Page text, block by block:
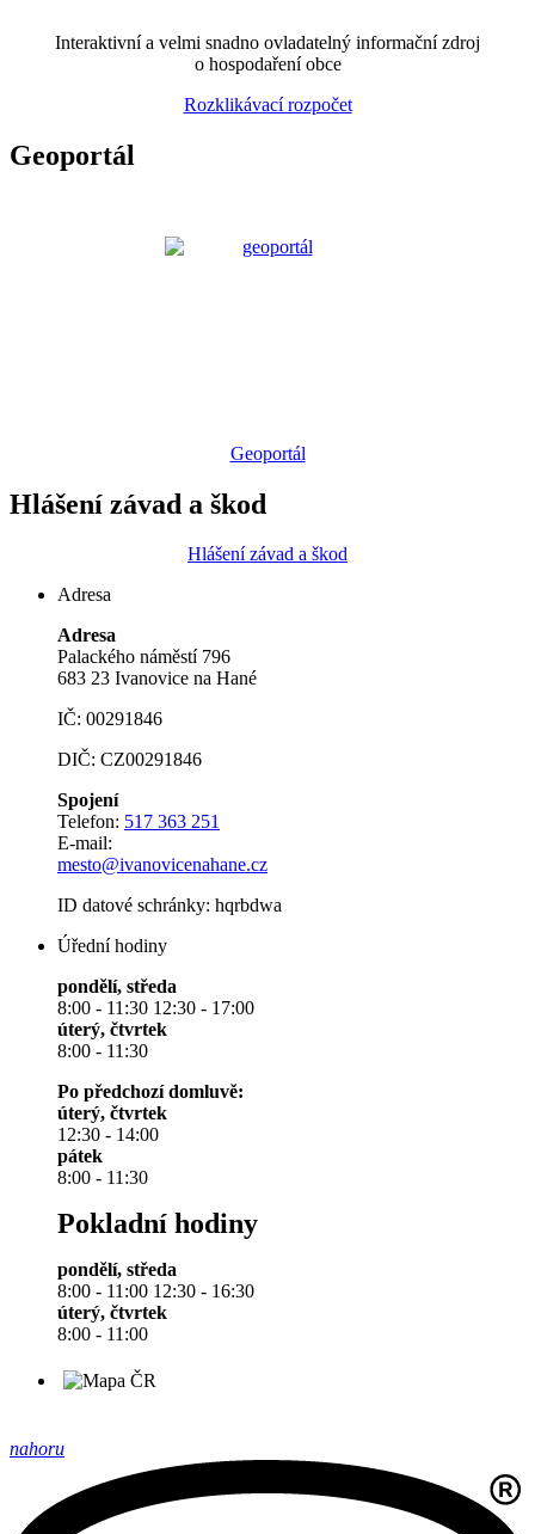
Interaktivní a velmi snadno ovladatelný informační zdroj
o hospodaření obce
Rozklikávací rozpočet
Geoportál
Geoportál
Hlášení závad a škod
Hlášení závad a škod
Adresa
Adresa
Palackého náměstí 796
683 23 Ivanovice na Hané
IČ: 00291846
DIČ: CZ00291846
Spojení
Telefon: 517 363 251
E-mail:
mesto@ivanovicenahane.cz
ID datové schránky: hqrbdwa
Úřední hodiny
pondělí, středa
8:00 - 11:30 12:30 - 17:00
úterý, čtvrtek
8:00 - 11:30
Po předchozí domluvě:
úterý, čtvrtek
12:30 - 14:00
pátek
8:00 - 11:30
Pokladní hodiny
pondělí, středa
8:00 - 11:00 12:30 - 16:30
úterý, čtvrtek
8:00 - 11:00
nahoru